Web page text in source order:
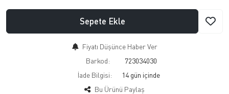
Sepete Ekle
Fiyatı Düşünce Haber Ver
Barkod:
723034030
İade Bilgisi:
Bu Ürünü Paylaş